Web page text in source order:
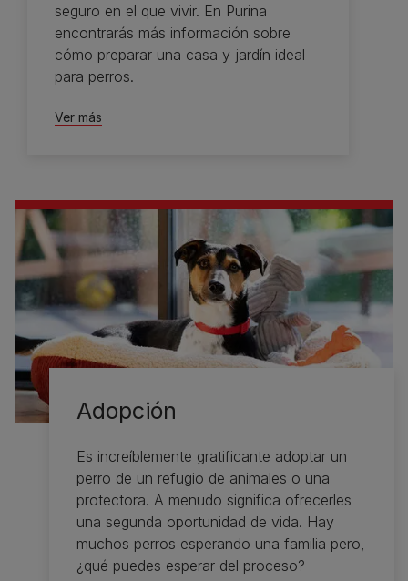
seguro en el que vivir. En Purina
encontrarás más información sobre
cómo preparar una casa y jardín ideal
para perros.
Ver más
Adopción
Es increíblemente gratificante adoptar un
perro de un refugio de animales o una
protectora. A menudo significa ofrecerles
una segunda oportunidad de vida. Hay
muchos perros esperando una familia pero,
¿qué puedes esperar del proceso?